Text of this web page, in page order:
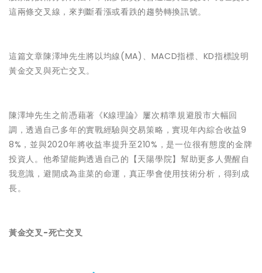
這兩條交叉線，來判斷看漲或看跌的趨勢轉換訊號。
這篇文章陳澤坤先生將以均線(MA)、MACD指標、KD指標說明
黃金交叉與死亡交叉。
陳澤坤先生之前憑藉著《K線理論》屢次精準規避股市大幅回
調，透過自己多年的實戰經驗與交易策略，實現年內綜合收益9
8%，並與2020年將收益率提升至210%，是一位很有態度的金牌
投資人。他希望能夠透過自己的【天陽學院】幫助更多人覺醒自
我意識，避開成為韭菜的命運，真正學會使用技術分析，得到成
長。
黃金交叉-死亡交叉